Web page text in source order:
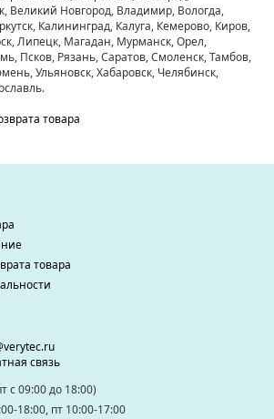
Великий Новгород, Владимир, Вологда,
Калининград, Калуга, Кемерово, Киров,
Липецк, Магадан, Мурманск, Орел,
Псков, Рязань, Саратов, Смоленск, Тамбов,
Ульяновск, Хабаровск, Челябинск,
товара
товара
связь
с 09:00 до 18:00)
18:00, пт 10:00-17:00